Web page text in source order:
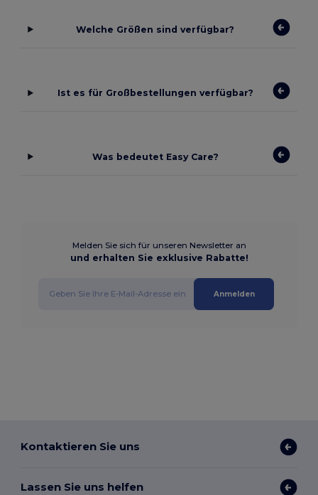
Welche Größen sind verfügbar?
Ist es für Großbestellungen verfügbar?
Was bedeutet Easy Care?
Melden Sie sich für unseren Newsletter an
und erhalten Sie exklusive Rabatte!
Anmelden
Kontaktieren Sie uns
Lassen Sie uns helfen